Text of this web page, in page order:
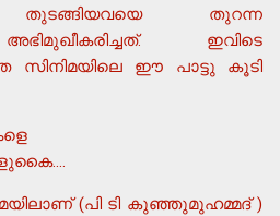
തുറന്ന
ഇവിടെ
സിനിമയിലെ ഈ പാട്ടു കൂടി
(പി ടി കുഞ്ഞുമുഹമ്മദ് )